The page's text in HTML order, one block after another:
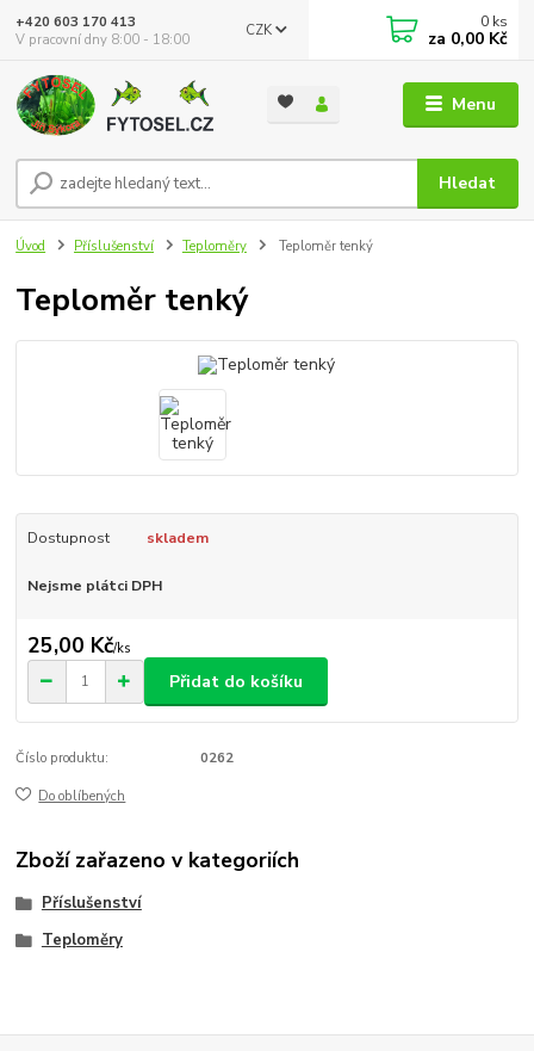
Menu
CZK
Hledat
+420 603 170 413
V pracovní dny 8:00 - 18:00
0 ks
za 0,00 Kč
Úvod Příslušenství Teploměry Teploměr tenký
Teploměr tenký
Dostupnost skladem
Nejsme plátci DPH
25,00 Kč/ks
Přidat do košíku
Číslo produktu: 0262
Do oblíbených
Zboží zařazeno v kategoriích
Příslušenství
Teploměry